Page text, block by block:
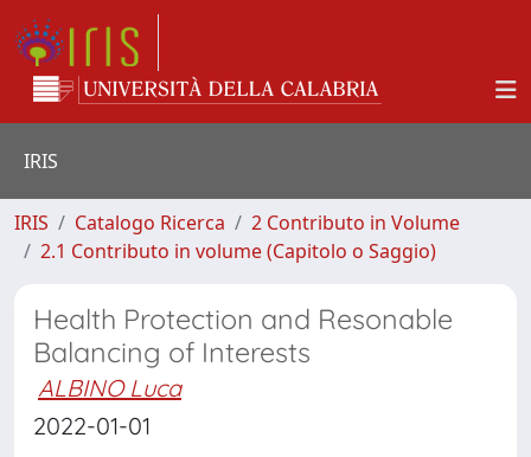
IRIS
IRIS Catalogo Ricerca
2 Contributo in Volume
2.1 Contributo in volume (Capitolo o Saggio)
Health Protection and Resonable
Balancing of Interests
ALBINO Luca
2022-01-01